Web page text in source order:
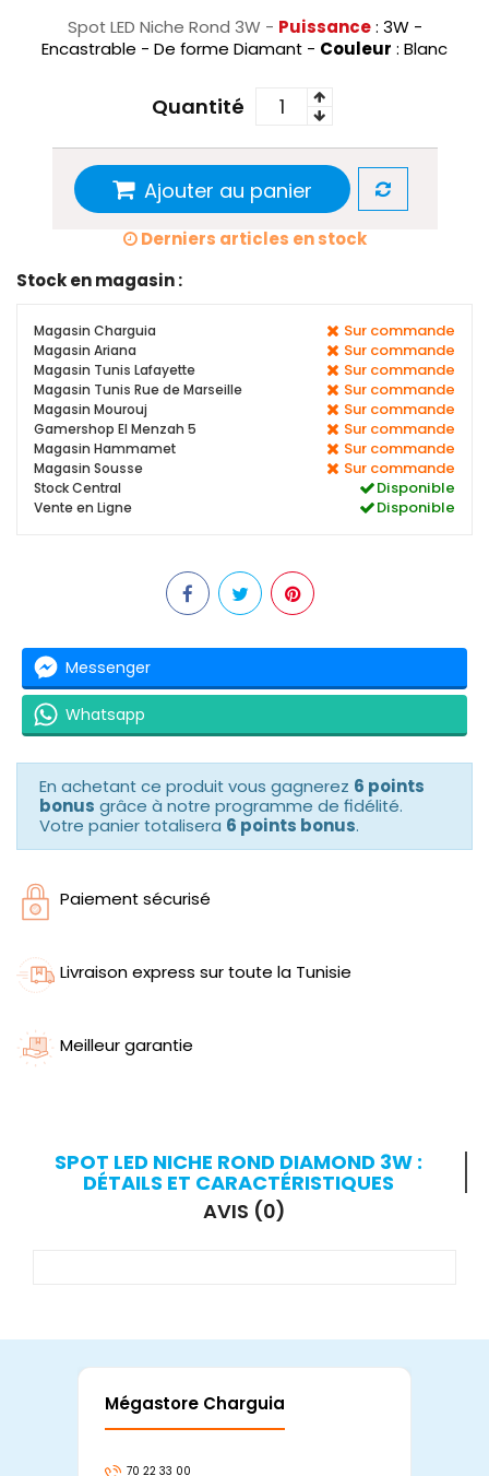
Spot LED Niche Rond 3W - Puissance : 3W -
Encastrable - De forme Diamant - Couleur : Blanc
Quantité
Ajouter au panier
Derniers articles en stock
Stock en magasin :
Magasin Charguia Sur commande
Magasin Ariana Sur commande
Magasin Tunis Lafayette Sur commande
Magasin Tunis Rue de Marseille Sur commande
Magasin Mourouj Sur commande
Gamershop El Menzah 5 Sur commande
Magasin Hammamet Sur commande
Magasin Sousse Sur commande
Stock Central Disponible
Vente en Ligne Disponible
Messenger
Whatsapp
En achetant ce produit vous gagnerez 6 points
bonus grâce à notre programme de fidélité.
Votre panier totalisera 6 points bonus.
Paiement sécurisé
Livraison express sur toute la Tunisie
Meilleur garantie
SPOT LED NICHE ROND DIAMOND 3W :
DÉTAILS ET CARACTÉRISTIQUES
AVIS (0)
Mégastore Charguia
70 22 33 00